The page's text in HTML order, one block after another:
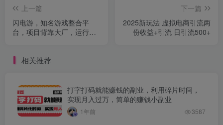
上一篇
闪电游，知名游戏整合平
台，项目背靠大厂，运行稳
行，高效利用电脑资源进行
下一篇
2025新玩法 虚拟电商引流两
份收益+引流 日引流500+
相关推荐
打字打码就能赚钱的副业，利用碎片时间，
实现月入过万，简单的赚钱小副业
1年前 3587